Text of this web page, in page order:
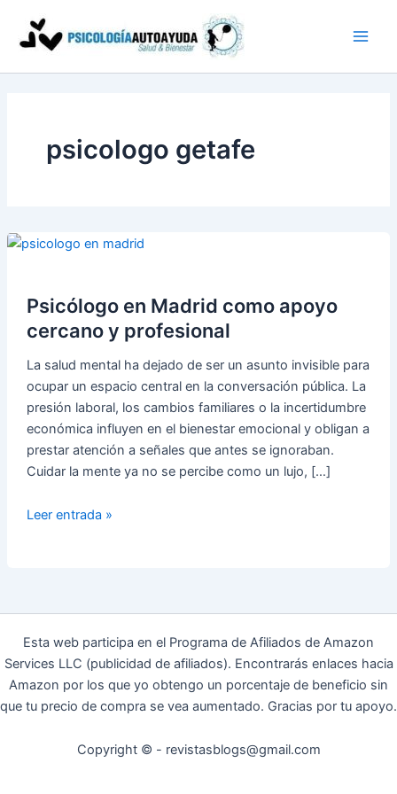
contenido
psicologo getafe
Psicólogo en Madrid como apoyo
cercano y profesional
La salud mental ha dejado de ser un asunto invisible para
ocupar un espacio central en la conversación pública. La
presión laboral, los cambios familiares o la incertidumbre
económica influyen en el bienestar emocional y obligan a
prestar atención a señales que antes se ignoraban.
Cuidar la mente ya no se percibe como un lujo, […]
Psicólogo
y
profesional
Leer entrada »
Esta web participa en el Programa de Afiliados de Amazon
Services LLC (publicidad de afiliados). Encontrarás enlaces hacia
Amazon por los que yo obtengo un porcentaje de beneficio sin
que tu precio de compra se vea aumentado. Gracias por tu apoyo.
Copyright © - revistasblogs@gmail.com